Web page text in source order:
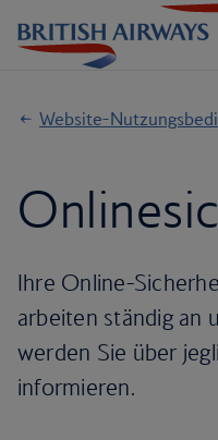
Website-
Ihre Online-
arbeiten ständig an
werden Sie über
informieren.